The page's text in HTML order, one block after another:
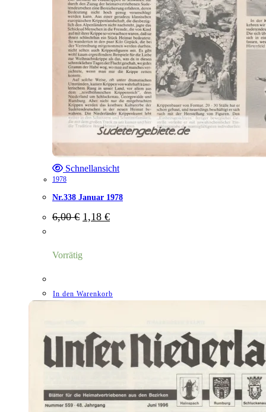
Schnellansicht
1978
Nr.338 Januar 1978
6,00€ Ursprünglicher
Preis
1,18 €Aktueller
Vorrätig
In den Warenkorb